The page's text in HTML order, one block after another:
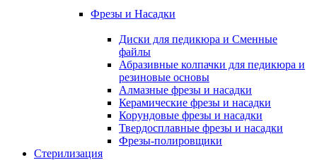
Фрезы и Насадки
Диски для педикюра и Сменные
файлы
Абразивные колпачки для педикюра и
резиновые основы
Алмазные фрезы и насадки
Керамические фрезы и насадки
Корундовые фрезы и насадки
Твердосплавные фрезы и насадки
Фрезы-полировщики
Стерилизация